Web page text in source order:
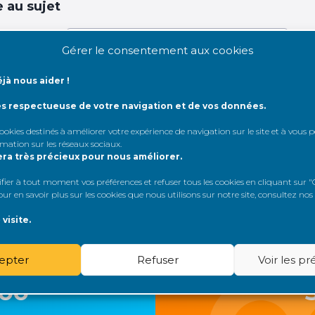
Gérer le consentement aux cookies
nous aider !
respectueuse de votre navigation et de vos données.
destinés à améliorer votre expérience de navigation sur le site et à vous
sur les réseaux sociaux.
très précieux pour nous améliorer.
à tout moment vos préférences et refuser tous les cookies en cliquant sur
en savoir plus sur les cookies que nous utilisons sur notre site, consultez nos
visite.
Refuser Voir les
au sujet
Rester connecté